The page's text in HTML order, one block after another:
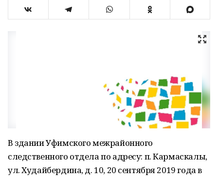
В здании Уфимского межрайонного
следственного отдела по адресу: п. Кармаскалы,
ул. Худайбердина, д. 10, 20 сентября 2019 года в